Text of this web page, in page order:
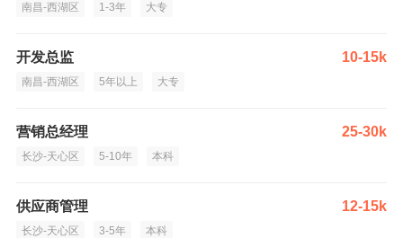
南昌-西湖区 1-3年 大专
开发总监 10-15k
南昌-西湖区 5年以上 大专
营销总经理 25-30k
长沙-天心区 5-10年 本科
供应商管理 12-15k
长沙-天心区 3-5年 本科